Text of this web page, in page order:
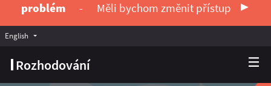
problém
- Měli bychom změnit přístup
Rozhodování
English Vyberte jazyk